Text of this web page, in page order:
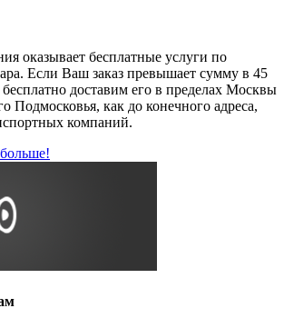
оказывает бесплатные услуги по
Если Ваш заказ превышает сумму в 45
доставим его в пределах Москвы
Подмосковья, как до конечного адреса,
компаний.